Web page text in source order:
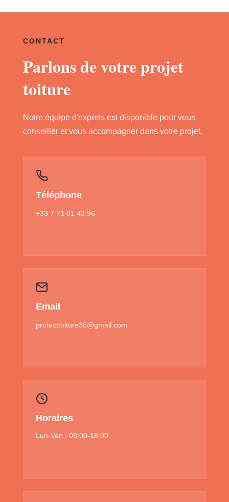
CONTACT
Parlons de votre projet
toiture
Notre équipe d'experts est disponible pour vous
conseiller et vous accompagner dans votre projet.
Téléphone
+33 7 71 01 43 96
Email
protecttoiture38@gmail.com
Horaires
Lun-Ven : 08:00-18:00